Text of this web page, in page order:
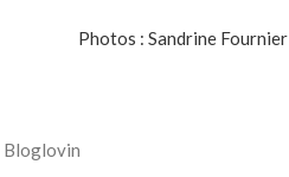
Photos : Sandrine Fournier
Bloglovin